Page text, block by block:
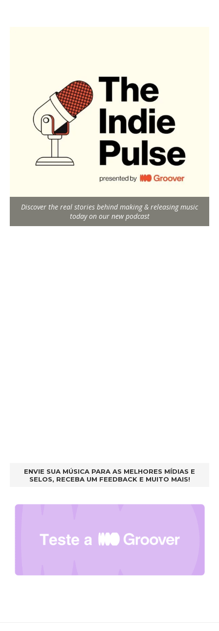
Discover the real stories behind making & releasing music
today on our new podcast
ENVIE SUA MÚSICA PARA AS MELHORES MÍDIAS E
SELOS, RECEBA UM FEEDBACK E MUITO MAIS!